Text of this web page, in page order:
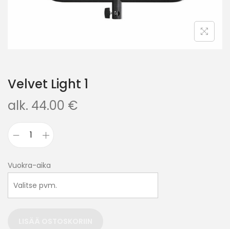
Velvet Light 1
alk. 44.00 €
Vuokra-aika